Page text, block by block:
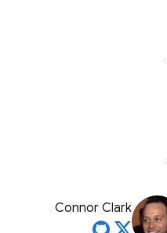
Connor Clark